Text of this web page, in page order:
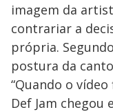
imagem da
contrariar a
própria.
postura da
“Quando o
Def Jam chegou